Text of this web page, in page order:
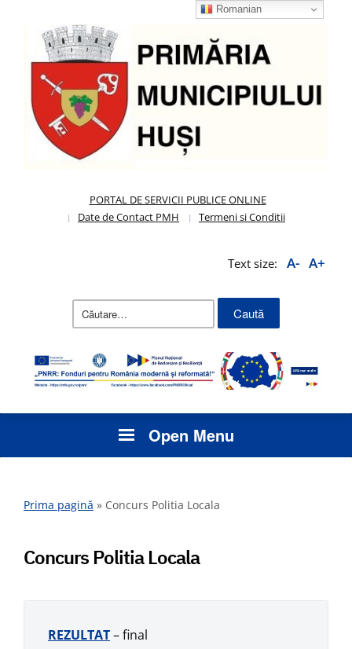
PORTAL DE SERVICII PUBLICE ONLINE
Date de Contact PMH
Termeni si Conditii
Text size: A- A+
Caută
Open Menu
Prima pagină » Concurs Politia Locala
Concurs Politia Locala
REZULTAT– final
Romanian